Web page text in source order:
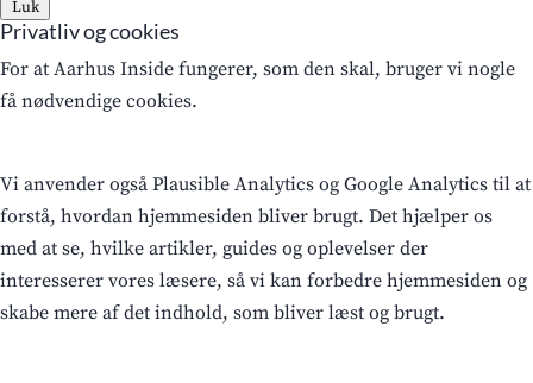
Luk
Privatliv og cookies
For at Aarhus Inside fungerer, som den skal, bruger vi nogle
få nødvendige cookies.
Vi anvender også Plausible Analytics og Google Analytics til at
forstå, hvordan hjemmesiden bliver brugt. Det hjælper os
med at se, hvilke artikler, guides og oplevelser der
interesserer vores læsere, så vi kan forbedre hjemmesiden og
skabe mere af det indhold, som bliver læst og brugt.